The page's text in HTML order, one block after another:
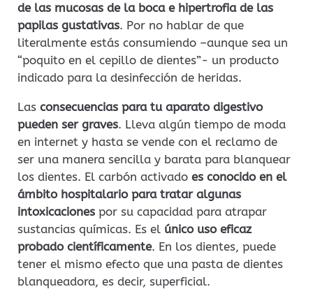
de las mucosas de la boca e hipertrofia de las
papilas gustativas. Por no hablar de que
literalmente estás consumiendo –aunque sea un
“poquito en el cepillo de dientes”- un producto
indicado para la desinfección de heridas.
Las consecuencias para tu aparato digestivo
pueden ser graves. Lleva algún tiempo de moda
en internet y hasta se vende con el reclamo de
ser una manera sencilla y barata para blanquear
los dientes. El carbón activado es conocido en el
ámbito hospitalario para tratar algunas
intoxicaciones por su capacidad para atrapar
sustancias químicas. Es el único uso eficaz
probado científicamente. En los dientes, puede
tener el mismo efecto que una pasta de dientes
blanqueadora, es decir, superficial.